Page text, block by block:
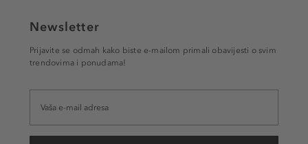
Newsletter
Prijavite se odmah kako biste e-mailom primali obavijesti o svim
trendovima i ponudama!